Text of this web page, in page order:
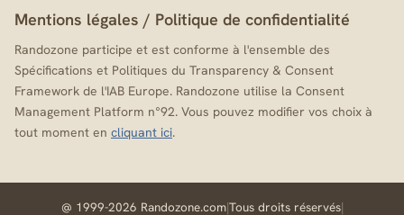
Mentions légales / Politique de confidentialité
Randozone participe et est conforme à l'ensemble des
Spécifications et Politiques du Transparency & Consent
Framework de l'IAB Europe. Randozone utilise la Consent
Management Platform n°92. Vous pouvez modifier vos choix à
tout moment en cliquant ici.
@ 1999-2026 Randozone.com|Tous droits réservés|